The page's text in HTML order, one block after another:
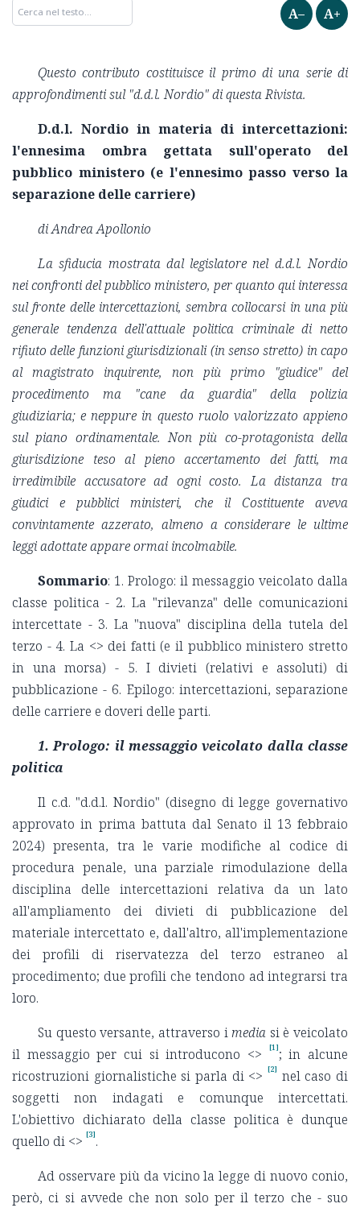
A– A+
Questo contributo costituisce il primo di una serie di
approfondimenti sul "d.d.l. Nordio" di questa Rivista.
D.d.l. Nordio in materia di intercettazioni:
l'ennesima ombra gettata sull'operato del
pubblico ministero (e l'ennesimo passo verso la
separazione delle carriere)
di Andrea Apollonio
La sfiducia mostrata dal legislatore nel d.d.l. Nordio
nei confronti del pubblico ministero, per quanto qui interessa
sul fronte delle intercettazioni, sembra collocarsi in una più
generale tendenza dell'attuale politica criminale di netto
rifiuto delle funzioni giurisdizionali (in senso stretto) in capo
al magistrato inquirente, non più primo "giudice" del
procedimento ma "cane da guardia" della polizia
giudiziaria; e neppure in questo ruolo valorizzato appieno
sul piano ordinamentale. Non più co-protagonista della
giurisdizione teso al pieno accertamento dei fatti, ma
irredimibile accusatore ad ogni costo. La distanza tra
giudici e pubblici ministeri, che il Costituente aveva
convintamente azzerato, almeno a considerare le ultime
leggi adottate appare ormai incolmabile.
Sommario: 1. Prologo: il messaggio veicolato dalla
classe politica - 2. La "rilevanza" delle comunicazioni
intercettate - 3. La "nuova" disciplina della tutela del
terzo - 4. La <> dei fatti (e il pubblico ministero stretto
in una morsa) - 5. I divieti (relativi e assoluti) di
pubblicazione - 6. Epilogo: intercettazioni, separazione
delle carriere e doveri delle parti.
1. Prologo: il messaggio veicolato dalla classe
politica
Il c.d. "d.d.l. Nordio" (disegno di legge governativo
approvato in prima battuta dal Senato il 13 febbraio
2024) presenta, tra le varie modifiche al codice di
procedura penale, una parziale rimodulazione della
disciplina delle intercettazioni relativa da un lato
all'ampliamento dei divieti di pubblicazione del
materiale intercettato e, dall'altro, all'implementazione
dei profili di riservatezza del terzo estraneo al
procedimento; due profili che tendono ad integrarsi tra
loro.
Su questo versante, attraverso imedia si è veicolato
il messaggio per cui si introducono <> [1]; in alcune
ricostruzioni giornalistiche si parla di <> [2] nel caso di
soggetti non indagati e comunque intercettati.
L'obiettivo dichiarato della classe politica è dunque
quello di <> [3].
Ad osservare più da vicino la legge di nuovo conio,
però, ci si avvede che non solo per il terzo che - suo